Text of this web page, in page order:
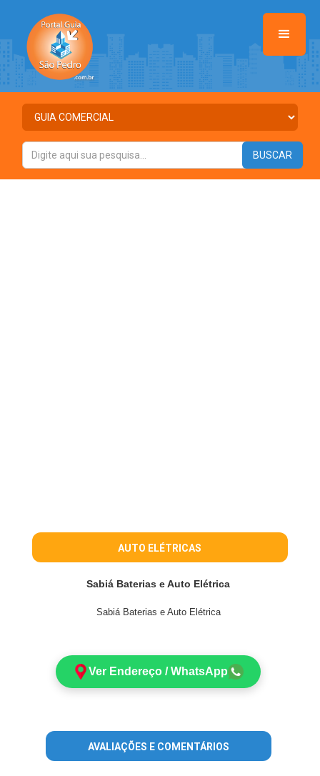
AUTO ELÉTRICAS
Sabiá Baterias e Auto Elétrica
Sabiá Baterias e Auto Elétrica
Ver Endereço / WhatsApp
AVALIAÇÕES E COMENTÁRIOS